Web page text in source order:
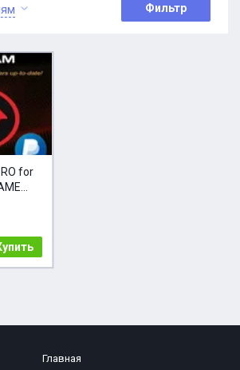
Фильтр
for
Главная